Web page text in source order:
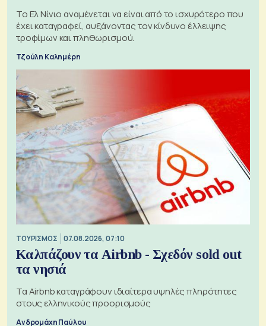
Το Ελ Νίνιο αναμένεται να είναι από το ισχυρότερο που
έχει καταγραφεί, αυξάνοντας τον κίνδυνο έλλειψης
τροφίμων και πληθωρισμού.
Τζούλη Καλημέρη
ΤΟΥΡΙΣΜΟΣ 07.08.2026, 07:10
Καλπάζουν τα Airbnb - Σχεδόν sold out
τα νησιά
Τα Airbnb καταγράφουν ιδιαίτερα υψηλές πληρότητες
στους ελληνικούς προορισμούς
Ανδρομάχη Παύλου